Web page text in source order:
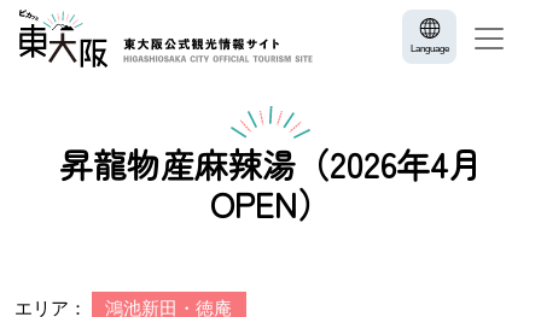
Language
昇龍物産麻辣湯（2026年4月
OPEN）
エリア： 鴻池新田・徳庵